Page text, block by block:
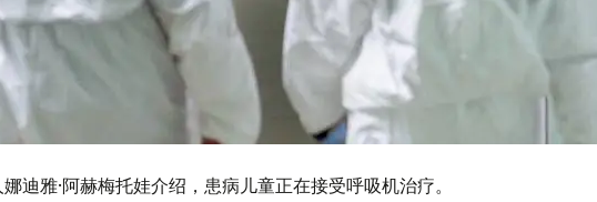
迪雅·阿赫梅托娃介绍，患病儿童正在接受呼吸机治疗。